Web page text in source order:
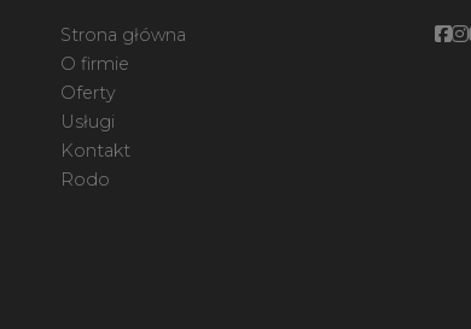
Strona główna
O firmie
Oferty
Usługi
Kontakt
Rodo